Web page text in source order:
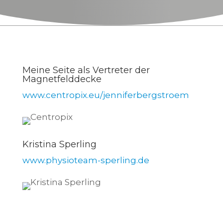
Meine Seite als Vertreter der
Magnetfelddecke
www.centropix.eu/jenniferbergstroem
Kristina Sperling
www.physioteam-sperling.de